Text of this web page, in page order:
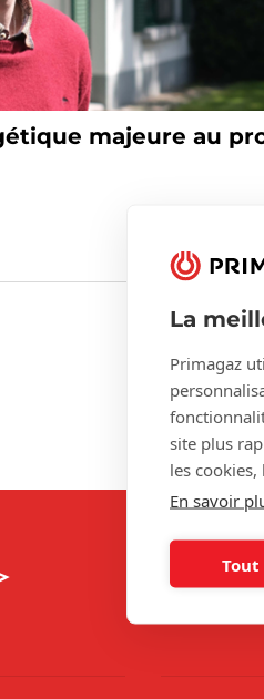
La
Primagaz
site plus
les
En savoir
majeure au